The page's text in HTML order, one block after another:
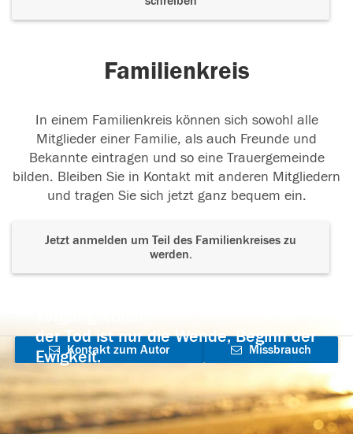
Familienkreis
In einem Familienkreis können sich sowohl alle
Mitglieder einer Familie, als auch Freunde und
Bekannte eintragen und so eine Trauergemeinde
bilden. Bleiben Sie in Kontakt mit anderen Mitgliedern
und tragen Sie sich jetzt ganz bequem ein.
Jetzt anmelden um Teil des Familienkreises zu
werden.
der Tod ist nur die Wende, Beginn der
Ewigkeit.
Kontakt zum Autor
aufnehmen
Missbrauch